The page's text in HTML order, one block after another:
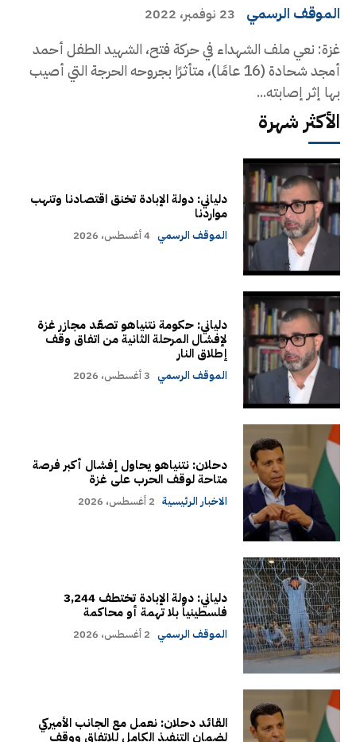
الموقف الرسمي 23 نوفمبر، 2022
غزة: نعي ملف الشهداء في حركة فتح، الشهيد الطفل أحمد
أمجد شحادة (16 عامًا)، متأثرًا بجروحه الحرجة التي أصيب
بها إثر إصابته...
الأكثر شهرة
دلياني: دولة الإبادة تخنق اقتصادنا وتنهب
مواردنا
الموقف الرسمي 4 أغسطس، 2026
دلياني: حكومة نتنياهو تصعّد مجازر غزة
لإفشال المرحلة الثانية من اتفاق وقف
إطلاق النار
الموقف الرسمي 3 أغسطس، 2026
دحلان: نتنياهو يحاول إفشال أكبر فرصة
متاحة لوقف الحرب على غزة
الاخبار الرئيسية 2 أغسطس، 2026
دلياني: دولة الإبادة تختطف 3,244
فلسطينياً بلا تهمة أو محاكمة
الموقف الرسمي 2 أغسطس، 2026
القائد دحلان: نعمل مع الجانب الأميركي
لضمان التنفيذ الكامل للاتفاق ووقف